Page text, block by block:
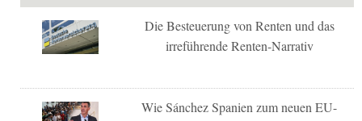
Die Besteuerung von Renten und das
irreführende Renten-Narrativ
Wie Sánchez Spanien zum neuen EU-